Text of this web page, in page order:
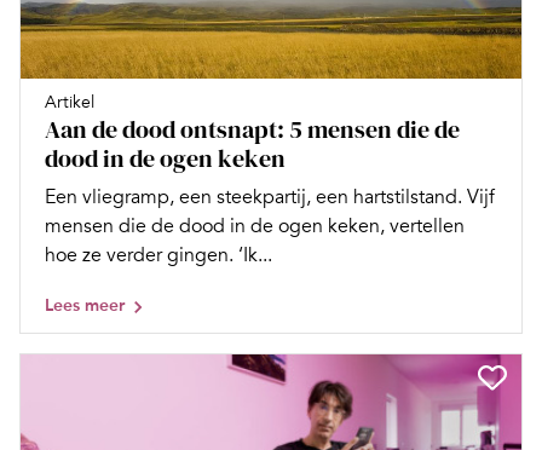
Artikel
Aan de dood ontsnapt: 5 mensen die de
dood in de ogen keken
Een vliegramp, een steekpartij, een hartstilstand. Vijf
mensen die de dood in de ogen keken, vertellen
hoe ze verder gingen. ‘Ik...
Lees meer